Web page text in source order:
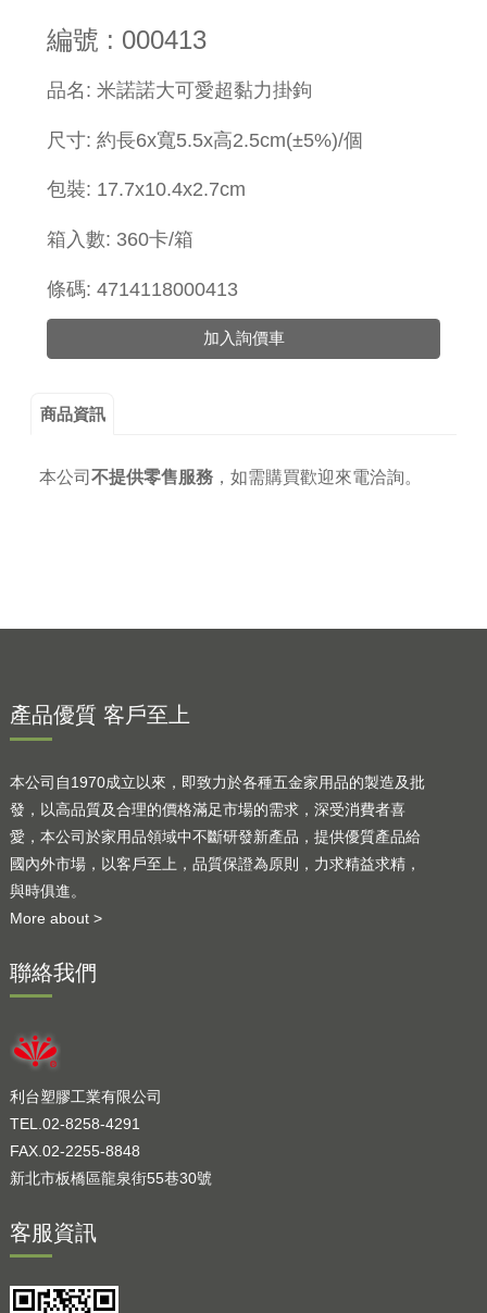
編號 : 000413
品名: 米諾諾大可愛超黏力掛鉤
尺寸: 約長6x寬5.5x高2.5cm(±5%)/個
包裝: 17.7x10.4x2.7cm
箱入數: 360卡/箱
條碼: 4714118000413
加入詢價車
商品資訊
本公司 不提供零售服務， 如需購買歡迎來電洽詢。
產品優質 客戶至上
本公司自1970成立以來，即致力於各種五金家用品的製造及批
發，以高品質及合理的價格滿足市場的需求，深受消費者喜
愛，本公司於家用品領域中不斷研發新產品，提供優質產品給
國內外市場，以客戶至上，品質保證為原則，力求精益求精，
與時俱進。
More about >
聯絡我們
利台塑膠工業有限公司
TEL.02-8258-4291
FAX.02-2255-8848
新北市板橋區龍泉街55巷30號
客服資訊